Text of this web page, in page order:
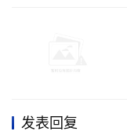
发表回复